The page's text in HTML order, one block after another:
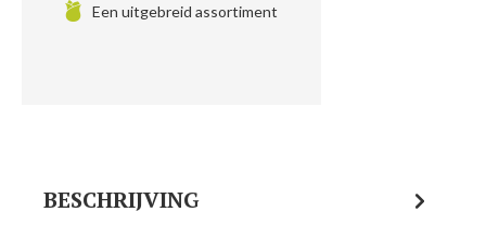
Een uitgebreid assortiment
BESCHRIJVING